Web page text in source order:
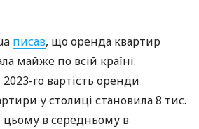
писав, що оренда квартир
майже по всій країні.
го вартість оренди
у столиці становила 8 тис.
цьому в середньому в